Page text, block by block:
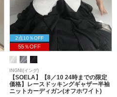
2点10％OFF
55％OFF
INGNI(イング)
【SOELA】【8／10 24時までの限定
価格】レースドッキングギャザー半袖
ニットカーディガン(オフホワイト)